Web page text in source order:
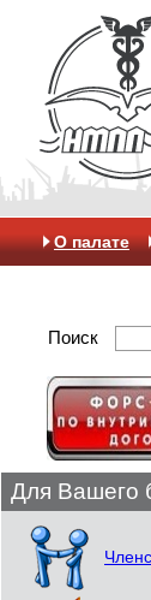
О палате
Поиск
Для Вашего